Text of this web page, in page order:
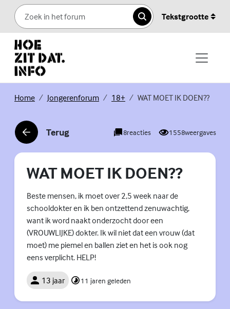
Skip to content
Zoeken
Tekstgrootte
Home(Externe link)
Jongerenforum(Externe link)
18+(Externe link)
WAT MOET IK DOEN??
Terug
(Externe link) 8reacties 1558weergaves
WAT MOET IK DOEN??
Beste mensen, ik moet over 2,5 week naar de
schooldokter en ik ben ontzettend zenuwachtig,
want ik word naakt onderzocht door een
(VROUWLIJKE) dokter. Ik wil niet dat een vrouw (dat
moet) me piemel en ballen ziet en het is ook nog
eens verplicht. HELP!
13 jaar 11 jaren geleden